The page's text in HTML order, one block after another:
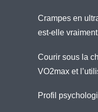
Crampes en
est-elle
Courir sous la
VO2max et
Profil